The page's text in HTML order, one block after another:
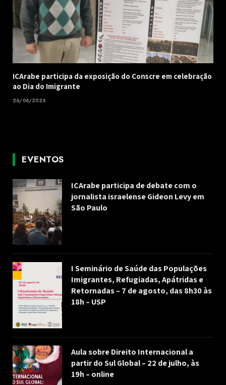
ICArabe participa da exposição do Conscre em celebração
ao Dia do Imigrante
26/06/2026
EVENTOS
ICArabe participa de debate com o
jornalista israelense Gideon Levy em
São Paulo
I Seminário de Saúde das Populações
Imigrantes, Refugiadas, Apátridas e
Retornadas – 7 de agosto, das 8h30 às
18h – USP
Aula sobre Direito Internacional a
partir do Sul Global – 22 de julho, às
19h – online